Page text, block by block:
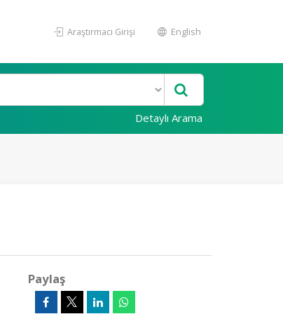
Araştırmacı Girişi English
Detaylı Arama
Paylaş